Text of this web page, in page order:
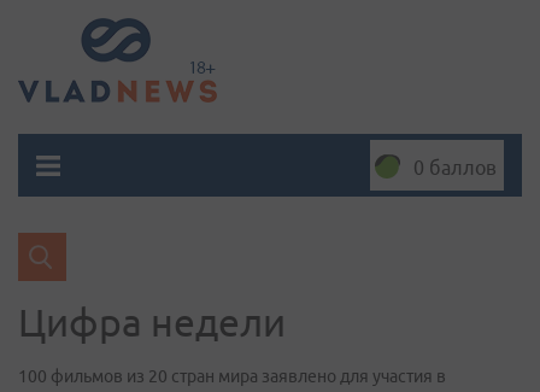
0 баллов
Цифра недели
100 фильмов из 20 стран мира заявлено для участия в